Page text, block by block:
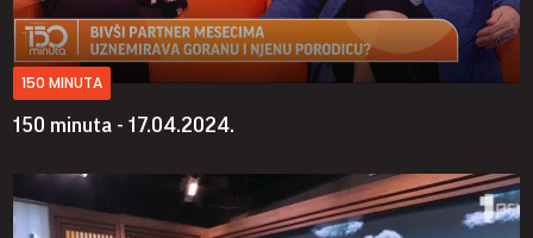
150 MINUTA
150 minuta - 17.04.2024.